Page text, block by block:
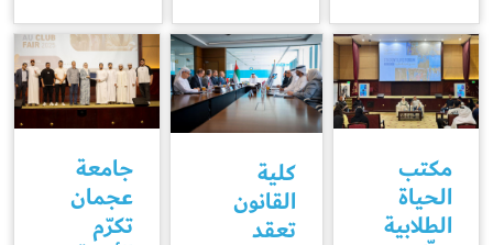
مكتب
الحياة
الطلابية
كلية
القانون
تعقد
جامعة
عجمان
تكرّم